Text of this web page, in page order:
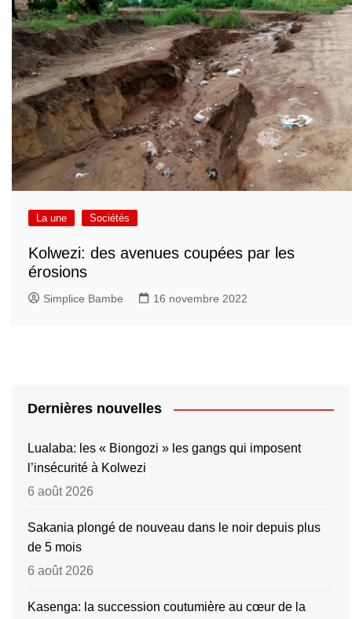
La une Sociétés
Kolwezi: des avenues coupées par les
érosions
Simplice Bambe 16 novembre 2022
Dernières nouvelles
Lualaba: les « Biongozi » les gangs qui imposent
l’insécurité à Kolwezi
6 août 2026
Sakania plongé de nouveau dans le noir depuis plus
de 5 mois
6 août 2026
Kasenga: la succession coutumière au cœur de la